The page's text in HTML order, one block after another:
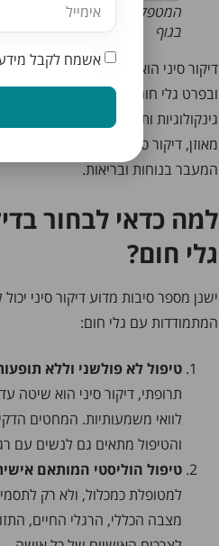
המטפל יבצע אבחון מקיף, יציב
בגוף
דיקור סיני הוא שיטת טיפול בטוחה
ובפרט גלי חום. חשוב למצוא מטפל
גינקולוגיות ותסמיני מנופאוזה.
מאוזן, דיקור סיני יכול להעניק הקלה
המעבר בנוחות ובריאות.
למה כדאי לבחור
גלי חום?
ישנן מספר סיבות מדוע דיקור סיני
המתמודדות עם גלי חום:
טיפול לא פולשני וללא
תרופתי, דיקור סיני הוא שיטה
לוואי משמעותיות. המחטים
והטיפול מתאים גם לנשים עם
טיפול הוליסטי המותאם
למטופלת כמכלול, ולא רק
מצבה הכללי, הרגלי החיים,
אשמח לקבל